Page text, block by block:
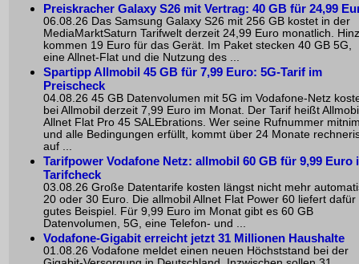
Preiskracher Galaxy S26 mit Vertrag: 40 GB für 24,99
06.08.26 Das Samsung Galaxy S26 mit 256 GB kostet in der
MediaMarktSaturn Tarifwelt derzeit 24,99 Euro monatlich.
kommen 19 Euro für das Gerät. Im Paket stecken 40 GB 5G,
eine Allnet-Flat und die Nutzung des ...
Spartipp Allmobil 45 GB für 7,99 Euro: 5G-Tarif im
Preischeck
04.08.26 45 GB Datenvolumen mit 5G im Vodafone-Netz
bei Allmobil derzeit 7,99 Euro im Monat. Der Tarif heißt
Allnet Flat Pro 45 SALEbrations. Wer seine Rufnummer
und alle Bedingungen erfüllt, kommt über 24 Monate
auf ...
Tarifpower Vodafone Netz: allmobil 60 GB für 9,99 Euro
Tarifcheck
03.08.26 Große Datentarife kosten längst nicht mehr
20 oder 30 Euro. Die allmobil Allnet Flat Power 60 liefert dafür
gutes Beispiel. Für 9,99 Euro im Monat gibt es 60 GB
Datenvolumen, 5G, eine Telefon- und ...
Vodafone-Gigabit erreicht jetzt 31 Millionen Haushalte
01.08.26 Vodafone meldet einen neuen Höchststand bei der